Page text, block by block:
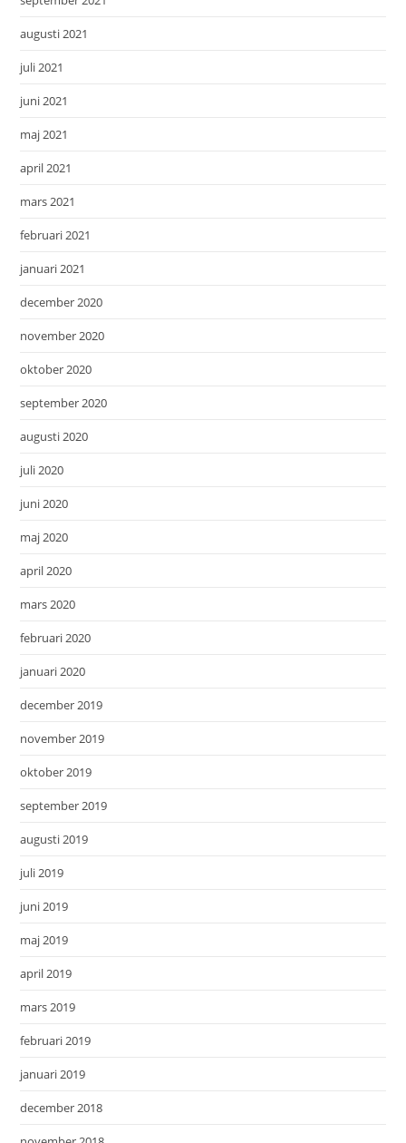
augusti 2021
juli 2021
juni 2021
maj 2021
april 2021
mars 2021
februari 2021
januari 2021
december 2020
november 2020
oktober 2020
september 2020
augusti 2020
juli 2020
juni 2020
maj 2020
april 2020
mars 2020
februari 2020
januari 2020
december 2019
november 2019
oktober 2019
september 2019
augusti 2019
juli 2019
juni 2019
maj 2019
april 2019
mars 2019
februari 2019
januari 2019
december 2018